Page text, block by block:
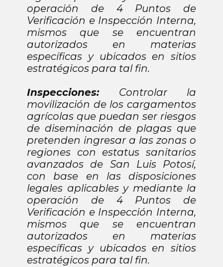
operación de 4 Puntos de
Verificación e Inspección Interna,
mismos que se encuentran
autorizados en materias
específicas y ubicados en sitios
estratégicos para tal fin.
Inspecciones:Controlar la
movilización de los cargamentos
agrícolas que puedan ser riesgos
de diseminación de plagas que
pretenden ingresar a las zonas o
regiones con estatus sanitarios
avanzados de San Luis Potosí,
con base en las disposiciones
legales aplicables y mediante la
operación de 4 Puntos de
Verificación e Inspección Interna,
mismos que se encuentran
autorizados en materias
específicas y ubicados en sitios
estratégicos para tal fin.